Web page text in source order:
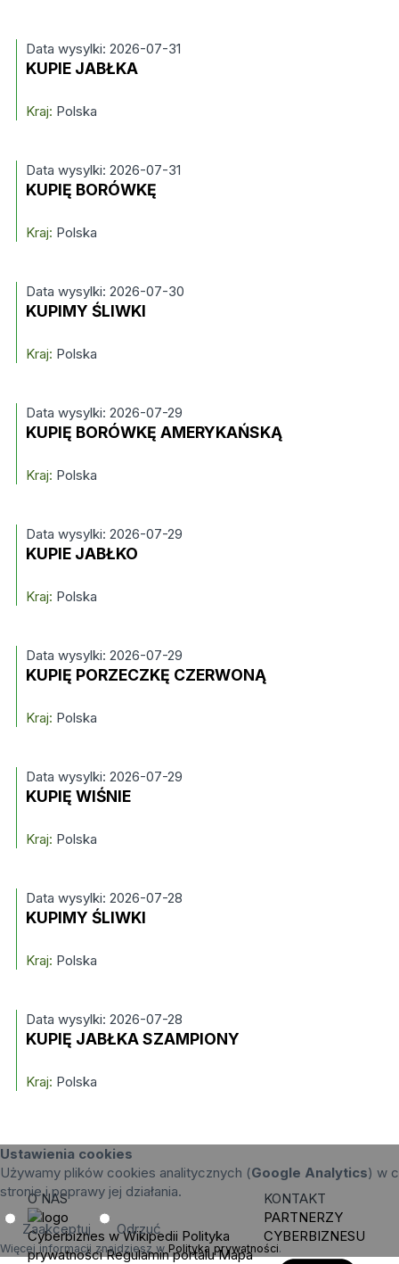
Data wysylki: 2026-07-31
KUPIE JABŁKA
Kraj: Polska
Data wysylki: 2026-07-31
KUPIĘ BORÓWKĘ
Kraj: Polska
Data wysylki: 2026-07-30
KUPIMY ŚLIWKI
Kraj: Polska
Data wysylki: 2026-07-29
KUPIĘ BORÓWKĘ AMERYKAŃSKĄ
Kraj: Polska
Data wysylki: 2026-07-29
KUPIE JABŁKO
Kraj: Polska
Data wysylki: 2026-07-29
KUPIĘ PORZECZKĘ CZERWONĄ
Kraj: Polska
Data wysylki: 2026-07-29
KUPIĘ WIŚNIE
Kraj: Polska
Data wysylki: 2026-07-28
KUPIMY ŚLIWKI
Kraj: Polska
Data wysylki: 2026-07-28
KUPIĘ JABŁKA SZAMPIONY
Kraj: Polska
Ustawienia cookies
Używamy plików cookies analitycznych (Google Analytics) w
stronie i poprawy jej działania.
Zaakceptuj Odrzuć
Więcej informacji znajdziesz w Polityka prywatności.
O NAS
Cyberbiznes w Wikipedii Polityka
prywatności Regulamin portalu Mapa
KONTAKT
PARTNERZY
CYBERBIZNESU